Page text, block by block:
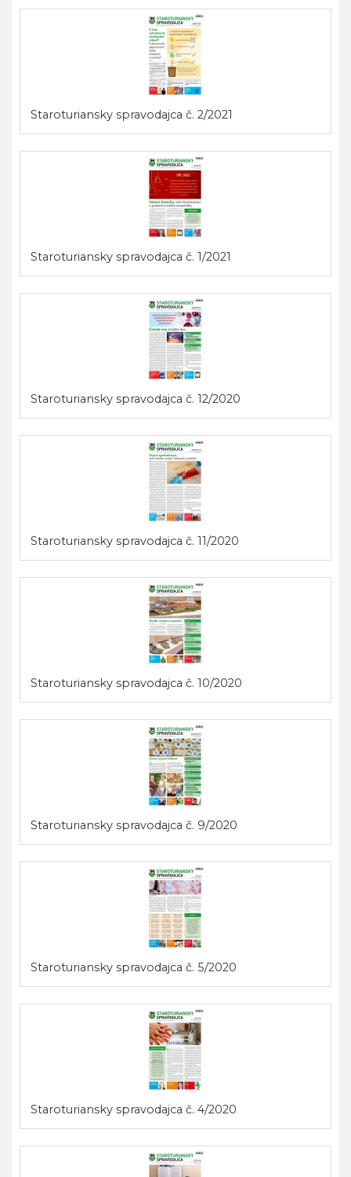
Staroturiansky spravodajca č. 2/2021
Staroturiansky spravodajca č. 1/2021
Staroturiansky spravodajca č. 12/2020
Staroturiansky spravodajca č. 11/2020
Staroturiansky spravodajca č. 10/2020
Staroturiansky spravodajca č. 9/2020
Staroturiansky spravodajca č. 5/2020
Staroturiansky spravodajca č. 4/2020